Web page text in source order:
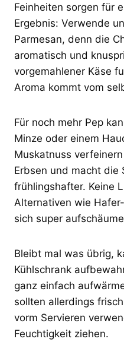
Feinheiten sorgen für
Ergebnis: Verwende
Parmesan, denn die
aromatisch und
vorgemahlener Käse
Aroma kommt vom
Für noch mehr Pep
Minze oder einem
Muskatnuss
Erbsen und macht die
frühlingshafter. Keine
Alternativen wie
sich super
Bleibt mal was übrig,
Kühlschrank
ganz einfach
sollten allerdings
vorm Servieren
Feuchtigkeit ziehen.